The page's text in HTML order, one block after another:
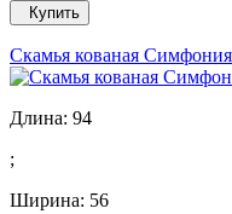
Купить
Скамья кованая
Длина: 94
;
Ширина: 56